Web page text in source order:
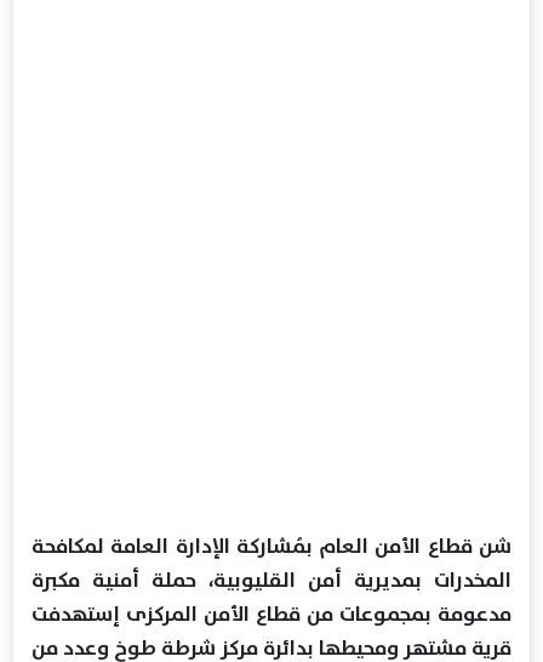
شن قطاع الأمن العام بمُشاركة الإدارة العامة لمكافحة
المخدرات بمديرية أمن القليوبية، حملة أمنية مكبرة
مدعومة بمجموعات من قطاع الأمن المركزى إستهدفت
قرية مشتهر ومحيطها بدائرة مركز شرطة طوخ وعدد من